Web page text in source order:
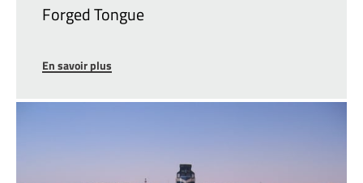
Forged Tongue
En savoir plus